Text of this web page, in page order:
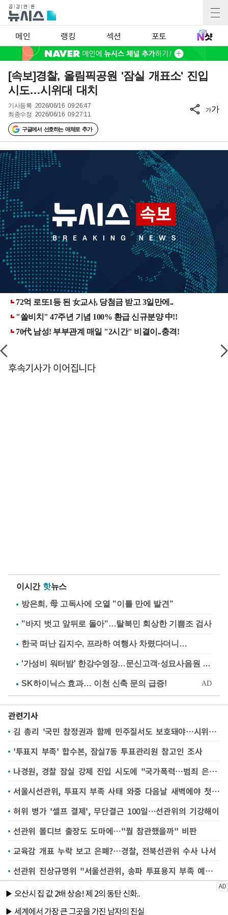
메인 랭킹 섹션 포토
[속보]경찰, 올림픽공원 '잠실 개표소' 진입
시도…시위대 대치
기사등록 2026/06/16 09:26:47
최종수정 2026/06/16 09:27:11
구글에서 선호하는 매체로 추가
가가
후속기사가 이어집니다
이시간 핫뉴스
방은희, 母 고독사에 오열 "이틀 만에 발견"
"바지 벗고 앞뒤로 돌아"…탈북민 회상한 기쁨조 검사
한국 떠난 김지수, 프라하 여행사 차렸다더니…
'가성비 워터밤' 한강수영장…문신고객·성묘사음원 민원
관련기사
김 총리 '국민 참정권과 함께 민주질서도 보호돼야…시위 불법행위 일벌백계"
'투표지 부족' 합수본, 잠실7동 투표관리원 참고인 조사
나경원, 경찰 잠실 강제 진입 시도에 "국가폭력…범죄 은폐 시도" 강력 규탄
서울시선관위, 투표지 부족 사태 와중 다음날 새벽에야 첫 회의
허위 병가 '셀프 결제', 무단결근 100일…선관위의 기강해이
선관위 몰디브 출장도 도마에…"뭘 참관했을까" 비판
교육감 개표 누락 보고 은폐?…경찰, 전북선관위 수사 나서
선관위 진상규명위 "서울선관위, 송파 투표용지 부족 예상에도 부적절 대응"